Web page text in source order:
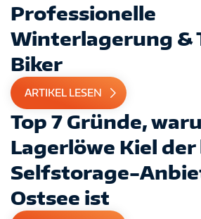
Professionelle
Winterlagerung &
Biker
ARTIKEL LESEN
Top 7 Gründe,
Lagerlöwe Kiel der
Selfstorage-
Ostsee ist